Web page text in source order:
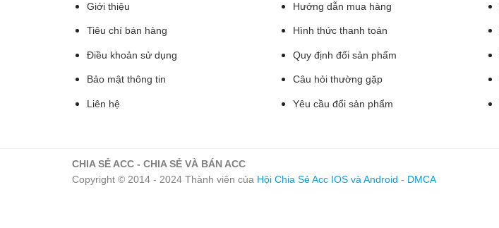
Giới thiệu
Tiêu chí bán hàng
Điều khoản sử dụng
Bảo mật thông tin
Liên hệ
Hướng dẫn mua hàng
Hình thức thanh toán
Quy định đổi sản phẩm
Câu hỏi thường gặp
Yêu cầu đổi sản phẩm
CHIA SẺ ACC - CHIA SẺ VÀ BÁN ACC
Copyright © 2014 - 2024 Thành viên của Hội Chia Sẻ Acc IOS và Android - DMCA